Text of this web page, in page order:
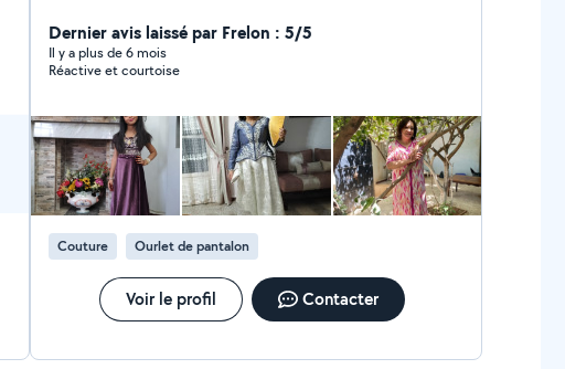
suis là pour vous aider ! Mes Spécialités : - Couture
Traditionnelle Maghrébine : Des pièces authentiques
qui célèbrent notre héritage culturel. - Couture du
internationaux, adaptées à votre goût. - Robe Blanche
& Robe de Soirée : Pour vos occasions spéciales, je
confectionne des robes sur mesure qui vous mettront
en valeur. - Tailleurs sur Mesure : Un style élégant et
professionnel, parfaitement adapté à votre silhouette.
Réparation et Rénovation : Ne jetez pas vos vêtements
abîmés ! Je propose également des services de
réparation pour redonner vie à vos pièces préférées.
Dernier avis laissé par Frelon : 5/5
Il y a plus de 6 mois
Réactive et courtoise
Couture Ourlet de pantalon
Voir le profil Contacter